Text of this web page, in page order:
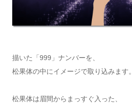
描いた「999」ナンバーを、
松果体の中にイメージで取り込みます。
松果体は眉間からまっすぐ入った、